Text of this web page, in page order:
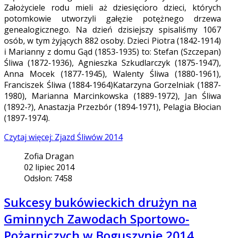
Założyciele rodu mieli aż dziesięcioro dzieci, których
potomkowie utworzyli gałęzie potężnego drzewa
genealogicznego. Na dzień dzisiejszy spisaliśmy 1067
osób, w tym żyjących 882 osoby. Dzieci Piotra (1842-1914)
i Marianny z domu Gąd (1853-1935) to: Stefan (Szczepan)
Śliwa (1872-1936), Agnieszka Szkudlarczyk (1875-1947),
Anna Mocek (1877-1945), Walenty Śliwa (1880-1961),
Franciszek Śliwa (1884-1964)Katarzyna Gorzelniak (1887-
1980), Marianna Marcinkowska (1889-1972), Jan Śliwa
(1892-?), Anastazja Przezbór (1894-1971), Pelagia Błocian
(1897-1974).
Czytaj więcej: Zjazd Śliwów 2014
Zofia Dragan
02 lipiec 2014
Odsłon: 7458
Sukcesy bukówieckich drużyn na
Gminnych Zawodach Sportowo-